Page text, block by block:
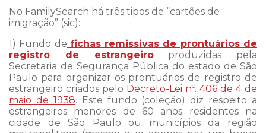
No FamilySearch há três tipos de “cartões de
imigração” (sic):
1) Fundo de fichas remissivas de prontuários de
registro de estrangeiroproduzidas pela
Secretaria de Segurança Pública do estado de São
Paulo para organizar os prontuários de registro de
estrangeiro criados pelo Decreto-Lei nº. 406 de 4 de
maio de 1938. Este fundo (coleção) diz respeito a
estrangeiros menores de 60 anos residentes na
cidade de São Paulo ou municípios da região